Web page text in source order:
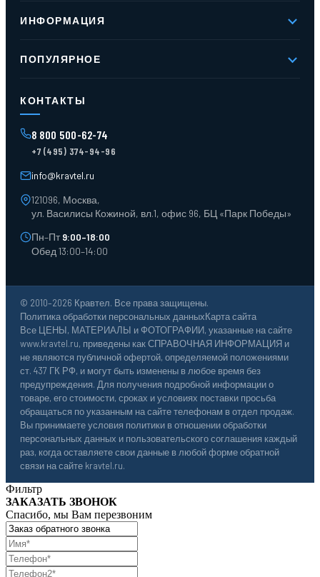
Реквизиты
Контакты
ИНФОРМАЦИЯ
Доставка и оплата
ПОПУЛЯРНОЕ
Контейнеры для отходов
Поддоны
Ящики пластиковые
Тара пласт. и металл.
Тележки для склада
КОНТАКТЫ
8 800 500-62-74
+7 (495) 374-94-96
info@kravtel.ru
121096, Москва,
ул. Василисы Кожиной, вл.1, офис 96, БЦ «Парк Победы»
Пн–Пт9:00–18:00
Обед 13:00–14:00
© 2010–2026 Кравтел. Все права защищены.
Политика обработки персональных данныхКарта сайта
Все ЦЕНЫ, МАТЕРИАЛЫ и ФОТОГРАФИИ, указанные на сайте
www.kravtel.ru, приведены как СПРАВОЧНАЯ ИНФОРМАЦИЯ и
не являются публичной офертой, определяемой положениями
ст. 437 ГК РФ, и могут быть изменены в любое время без
предупреждения. Для получения подробной информации о
товаре, его стоимости, сроках и условиях поставки просьба
обращаться по указанным на сайте телефонам в отдел продаж.
Вы принимаете условия политики в отношении обработки
персональных данных и пользовательского соглашения каждый
раз, когда оставляете свои данные в любой форме обратной
связи на сайте kravtel.ru.
Фильтр
ЗАКАЗАТЬ ЗВОНОК
Спасибо, мы Вам перезвоним